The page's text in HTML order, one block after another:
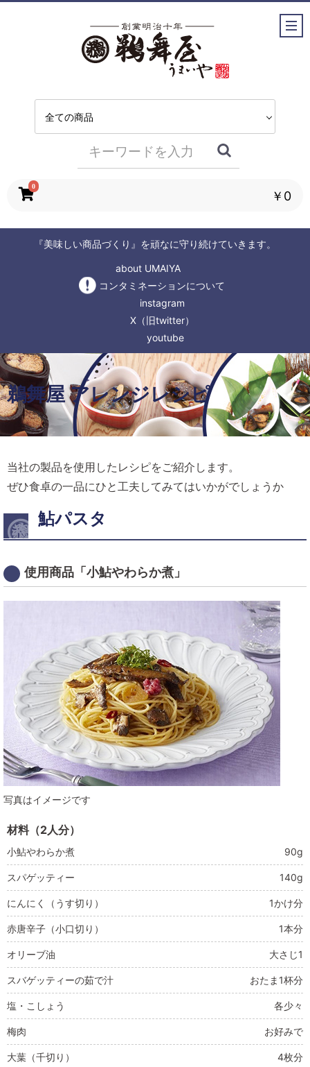
0
￥0
『美味しい商品づくり』を頑なに守り続けていきます。
about UMAIYA
コンタミネーションについて
instagram
X（旧twitter）
youtube
鵜舞屋 アレンジレシピ
当社の製品を使用したレシピをご紹介します。
ぜひ食卓の一品にひと工夫してみてはいかがでしょうか
鮎パスタ
使用商品「小鮎やわらか煮」
写真はイメージです
材料（2人分）
小鮎やわらか煮 90g
スパゲッティー 140g
にんにく（うす切り） 1かけ分
赤唐辛子（小口切り） 1本分
オリーブ油 大さじ1
スバゲッティーの茹で汁 おたま1杯分
塩・こしょう 各少々
梅肉 お好みで
大葉（千切り） 4枚分